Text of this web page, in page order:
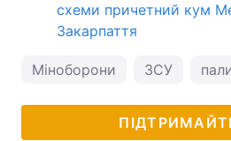
схеми причетний кум
Закарпаття
Міноборони ЗСУ